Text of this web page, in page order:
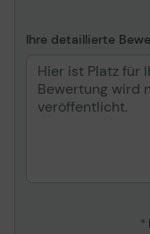
Ihre detaillierte
*